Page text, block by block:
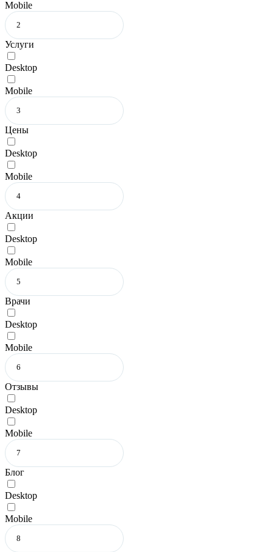
Mobile
Услуги
Desktop
Mobile
Цены
Desktop
Mobile
Акции
Desktop
Mobile
Врачи
Desktop
Mobile
Отзывы
Desktop
Mobile
Блог
Desktop
Mobile